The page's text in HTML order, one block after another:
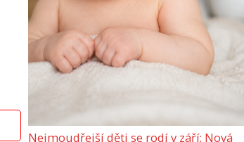
Nejmoudřejší děti se rodí v září: Nová